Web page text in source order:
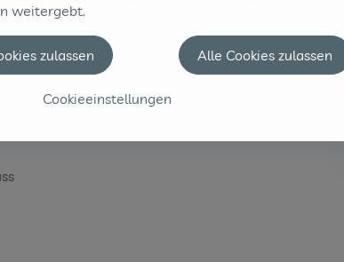
weitergebt.
Cookieeinstellungen
zulassen Alle Cookies zulassen